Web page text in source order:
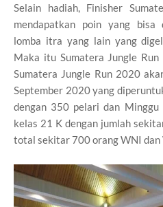
Selain hadiah, Finisher
mendapatkan poin yang bisa
lomba itra yang lain yang
Maka itu Sumatera Jungle
Sumatera Jungle Run 2020
September 2020 yang
dengan 350 pelari dan
kelas 21 K dengan jumlah
total sekitar 700 orang WNI dan